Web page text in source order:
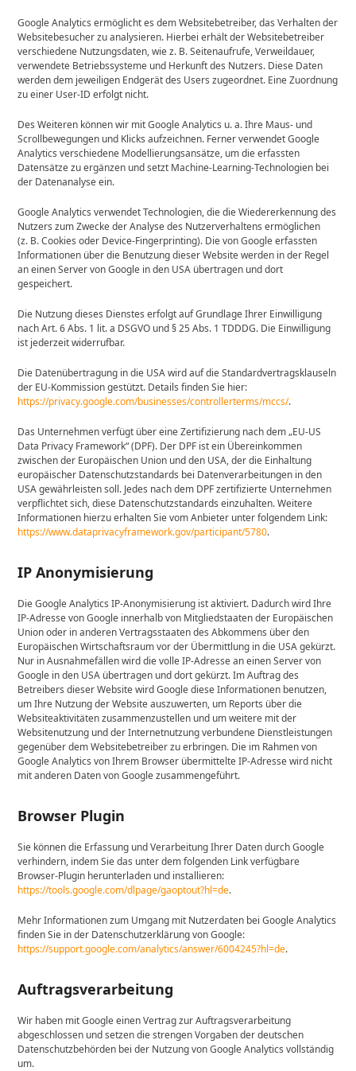
Google Analytics ermöglicht es dem Websitebetreiber, das Verhalten der
Websitebesucher zu analysieren. Hierbei erhält der Websitebetreiber
verschiedene Nutzungsdaten, wie z. B. Seitenaufrufe, Verweildauer,
verwendete Betriebssysteme und Herkunft des Nutzers. Diese Daten
werden dem jeweiligen Endgerät des Users zugeordnet. Eine Zuordnung
zu einer User-ID erfolgt nicht.
Des Weiteren können wir mit Google Analytics u. a. Ihre Maus- und
Scrollbewegungen und Klicks aufzeichnen. Ferner verwendet Google
Analytics verschiedene Modellierungsansätze, um die erfassten
Datensätze zu ergänzen und setzt Machine-Learning-Technologien bei
der Datenanalyse ein.
Google Analytics verwendet Technologien, die die Wiedererkennung des
Nutzers zum Zwecke der Analyse des Nutzerverhaltens ermöglichen
(z. B. Cookies oder Device-Fingerprinting). Die von Google erfassten
Informationen über die Benutzung dieser Website werden in der Regel
an einen Server von Google in den USA übertragen und dort
gespeichert.
Die Nutzung dieses Dienstes erfolgt auf Grundlage Ihrer Einwilligung
nach Art. 6 Abs. 1 lit. a DSGVO und § 25 Abs. 1 TDDDG. Die Einwilligung
ist jederzeit widerrufbar.
Die Datenübertragung in die USA wird auf die Standardvertragsklauseln
der EU-Kommission gestützt. Details finden Sie hier:
https://privacy.google.com/businesses/controllerterms/mccs/.
Das Unternehmen verfügt über eine Zertifizierung nach dem „EU-US
Data Privacy Framework“ (DPF). Der DPF ist ein Übereinkommen
zwischen der Europäischen Union und den USA, der die Einhaltung
europäischer Datenschutzstandards bei Datenverarbeitungen in den
USA gewährleisten soll. Jedes nach dem DPF zertifizierte Unternehmen
verpflichtet sich, diese Datenschutzstandards einzuhalten. Weitere
Informationen hierzu erhalten Sie vom Anbieter unter folgendem Link:
https://www.dataprivacyframework.gov/participant/5780.
IP Anonymisierung
Die Google Analytics IP-Anonymisierung ist aktiviert. Dadurch wird Ihre
IP-Adresse von Google innerhalb von Mitgliedstaaten der Europäischen
Union oder in anderen Vertragsstaaten des Abkommens über den
Europäischen Wirtschaftsraum vor der Übermittlung in die USA gekürzt.
Nur in Ausnahmefällen wird die volle IP-Adresse an einen Server von
Google in den USA übertragen und dort gekürzt. Im Auftrag des
Betreibers dieser Website wird Google diese Informationen benutzen,
um Ihre Nutzung der Website auszuwerten, um Reports über die
Websiteaktivitäten zusammenzustellen und um weitere mit der
Websitenutzung und der Internetnutzung verbundene Dienstleistungen
gegenüber dem Websitebetreiber zu erbringen. Die im Rahmen von
Google Analytics von Ihrem Browser übermittelte IP-Adresse wird nicht
mit anderen Daten von Google zusammengeführt.
Browser Plugin
Sie können die Erfassung und Verarbeitung Ihrer Daten durch Google
verhindern, indem Sie das unter dem folgenden Link verfügbare
Browser-Plugin herunterladen und installieren:
https://tools.google.com/dlpage/gaoptout?hl=de.
Mehr Informationen zum Umgang mit Nutzerdaten bei Google Analytics
finden Sie in der Datenschutzerklärung von Google:
https://support.google.com/analytics/answer/6004245?hl=de.
Auftragsverarbeitung
Wir haben mit Google einen Vertrag zur Auftragsverarbeitung
abgeschlossen und setzen die strengen Vorgaben der deutschen
Datenschutzbehörden bei der Nutzung von Google Analytics vollständig
um.